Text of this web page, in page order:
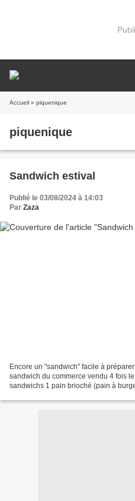
Accueil » piquenique
piquenique
Sandwich estival
Publié le 03/08/2024 à 14:03
Par Zaza
Encore un "sandwich" facile à
sandwich du commerce vendu 4 fois
sandwichs 1 pain brioché (pain à